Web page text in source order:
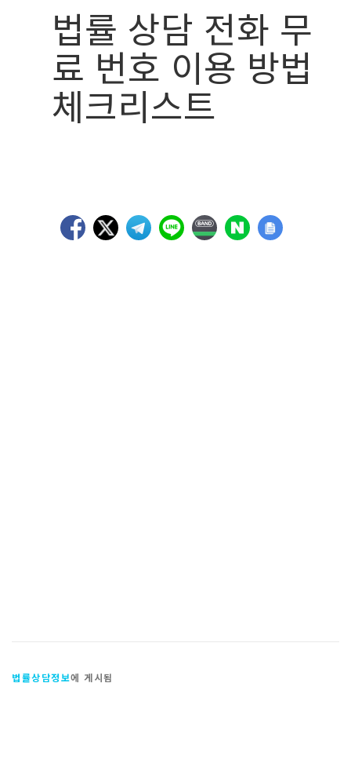
법률 상담 전화 무
료 번호 이용 방법
체크리스트
법률상담정보에 게시됨